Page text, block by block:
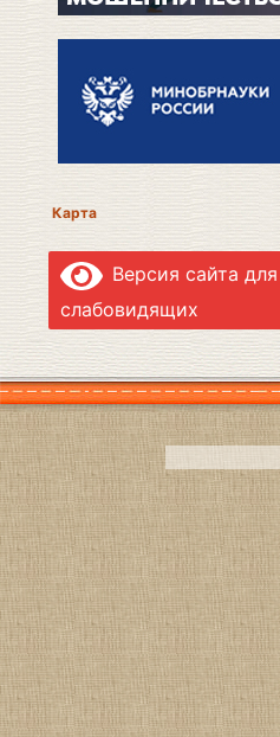
Карта
Версия сайта для
слабовидящих